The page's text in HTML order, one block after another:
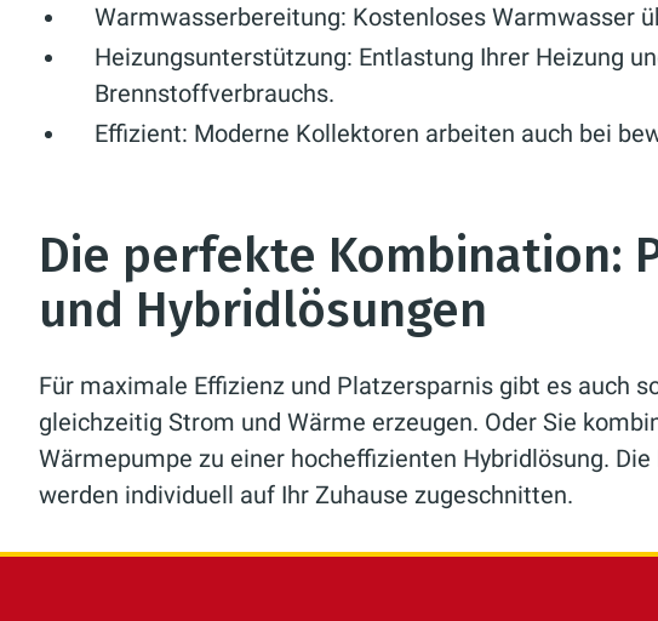
Warmwasserbereitung: Kostenloses Warmwasser
Heizungsunterstützung: Entlastung Ihrer Heizung
Brennstoffverbrauchs.
Effizient: Moderne Kollektoren arbeiten auch bei
Die perfekte Kombination:
und Hybridlösungen
Für maximale Effizienz und Platzersparnis gibt es auch
gleichzeitig Strom und Wärme erzeugen. Oder Sie
Wärmepumpe zu einer hocheffizienten Hybridlösung.
werden individuell auf Ihr Zuhause zugeschnitten.